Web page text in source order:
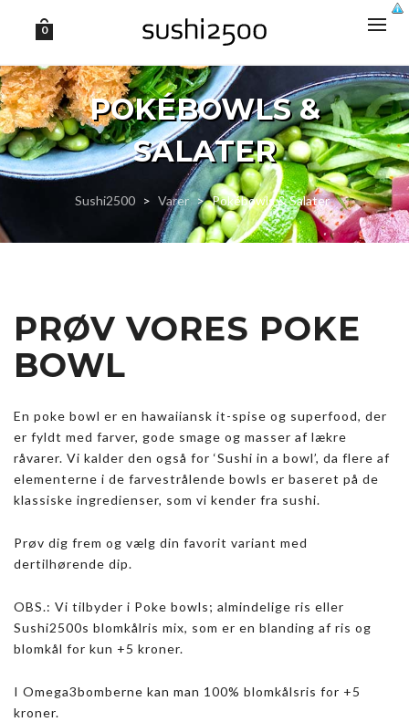
0
POKÉBOWLS &
SALATER
Sushi2500 > Varer > Pokébowls & Salater
PRØV VORES POKE
BOWL
En poke bowl er en hawaiiansk it-spise og superfood, der
er fyldt med farver, gode smage og masser af lækre
råvarer. Vi kalder den også for ‘Sushi in a bowl’, da flere af
elementerne i de farvestrålende bowls er baseret på de
klassiske ingredienser, som vi kender fra sushi.
Prøv dig frem og vælg din favorit variant med
dertilhørende dip.
OBS.: Vi tilbyder i Poke bowls; almindelige ris eller
Sushi2500s blomkålris mix, som er en blanding af ris og
blomkål for kun +5 kroner.
I Omega3bomberne kan man 100% blomkålsris for +5
kroner.